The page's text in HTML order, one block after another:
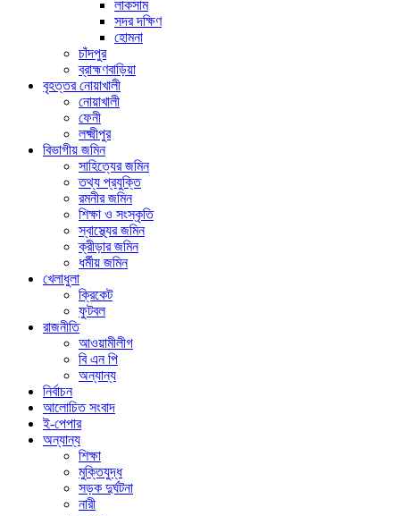
লাকসাম
সদর দক্ষিণ
হোমনা
চাঁদপুর
ব্রাহ্মণবাড়িয়া
বৃহত্তর নোয়াখালী
নোয়াখালী
ফেনী
লক্ষ্মীপুর
বিভাগীয় জমিন
সাহিত্যের জমিন
তথ্য প্রযুক্তি
রমনীর জমিন
শিক্ষা ও সংস্কৃতি
স্বাস্থ্যের জমিন
ক্রীড়ার জমিন
ধর্মীয় জমিন
খেলাধুলা
ক্রিকেট
ফুটবল
রাজনীতি
আওয়ামীলীগ
বি এন পি
অন্যান্য
নির্বাচন
আলোচিত সংবাদ
ই-পেপার
অন্যান্য
শিক্ষা
মুক্তিযুদ্ধ
সড়ক দুর্ঘটনা
নারী